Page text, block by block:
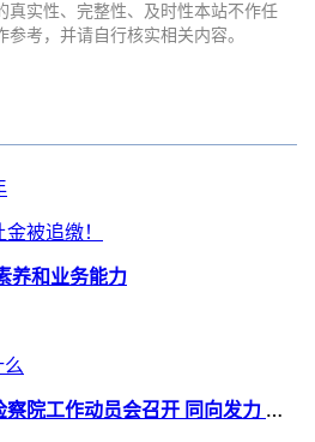
真实性、完整性、及时性本站不作任
考，并请自行核实相关内容。
被追缴！
养和业务能力
么
省委第四巡视组巡视省检察院工作动员会召开 同向发力 确保巡视取得实效